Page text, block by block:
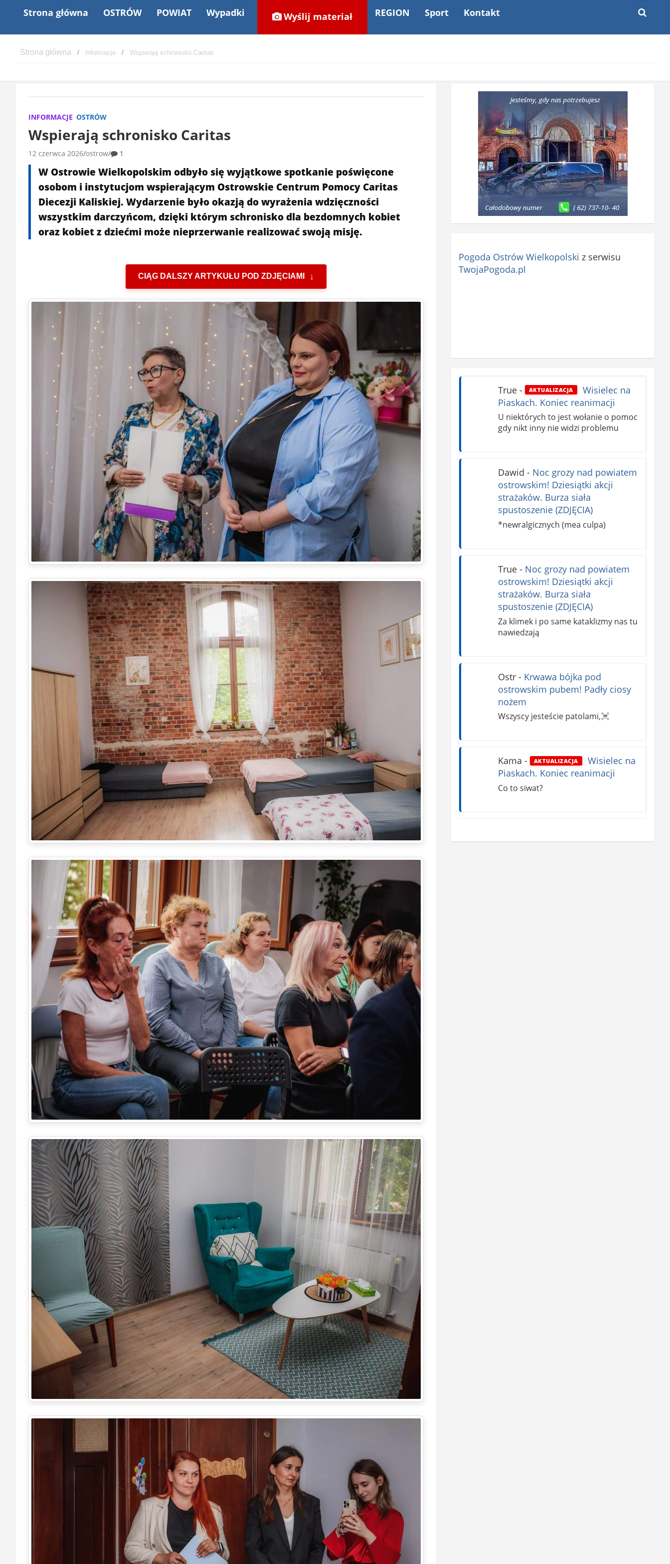
Strona główna OSTRÓW POWIAT Wypadki Wyślij materiał REGION Sport Kontakt
Informacje Wspierają schronisko Caritas
INFORMACJE OSTRÓW
Wspierają schronisko Caritas
12 czerwca 2026 ostrow 1
W Ostrowie Wielkopolskim odbyło się wyjątkowe spotkanie poświęcone
osobom i instytucjom wspierającym Ostrowskie Centrum Pomocy Caritas
Diecezji Kaliskiej. Wydarzenie było okazją do wyrażenia wdzięczności
wszystkim darczyńcom, dzięki którym schronisko dla bezdomnych kobiet
oraz kobiet z dziećmi może nieprzerwanie realizować swoją misję.
CIĄG DALSZY ARTYKUŁU POD ZDJĘCIAMI
Pogoda Ostrów Wielkopolski z serwisu
TwojaPogoda.pl
True- AKTUALIZACJA
Wisielec na
Piaskach. Koniec reanimacji
U niektórych to jest wołanie o pomoc
gdy nikt inny nie widzi problemu
Dawid - Noc grozy nad powiatem
ostrowskim! Dziesiątki akcji
strażaków. Burza siała
spustoszenie (ZDJĘCIA)
*newralgicznych (mea culpa)
True- Noc grozy nad powiatem
ostrowskim! Dziesiątki akcji
strażaków. Burza siała
spustoszenie (ZDJĘCIA)
Za klimek i po same kataklizmy nas tu
nawiedzają
Ostr- Krwawa bójka pod
ostrowskim pubem! Padły ciosy
nożem
Wszyscy jesteście patolami,
Kama - AKTUALIZACJA
Wisielec na
Piaskach. Koniec reanimacji
Co to siwat?